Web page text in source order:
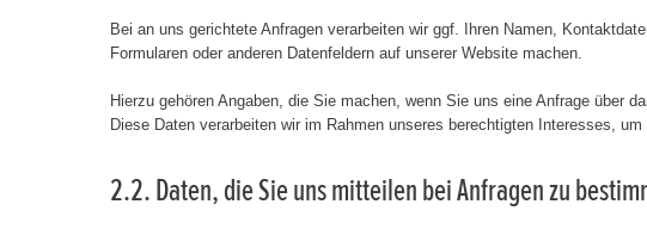
Bei an uns gerichtete Anfragen verarbeiten wir ggf. Ihren Namen,
Formularen oder anderen Datenfeldern auf unserer Website machen.
Hierzu gehören Angaben, die Sie machen, wenn Sie uns eine Anfrage über
Diese Daten verarbeiten wir im Rahmen unseres berechtigten Interesses,
2.2. Daten, die Sie uns mitteilen bei Anfragen zu